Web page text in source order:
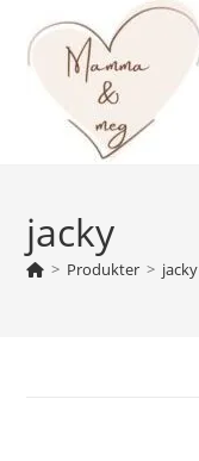
content
jacky
> Produkter > jacky